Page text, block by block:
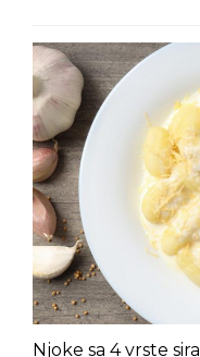
Njoke sa 4 vrste sira